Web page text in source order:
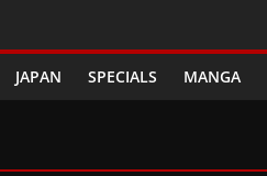
JAPAN SPECIALS MANGA